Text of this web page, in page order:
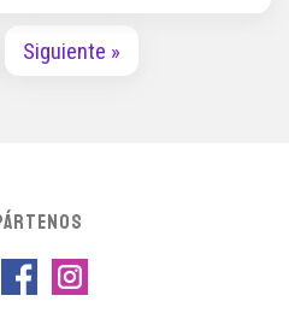
Siguiente »